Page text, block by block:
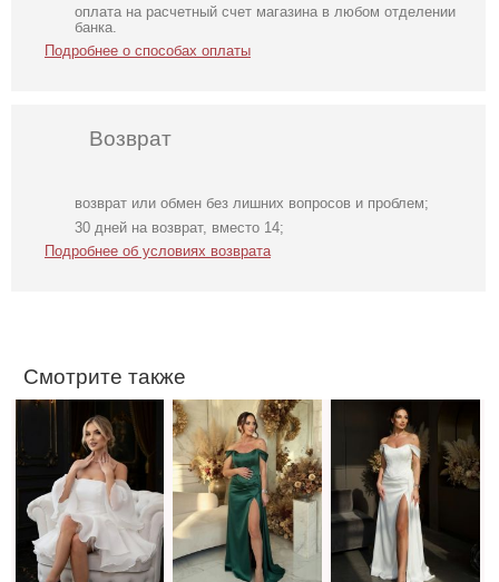
оплата на расчетный счет магазина в любом отделении
банка.
Подробнее о способах оплаты
Возврат
возврат или обмен без лишних вопросов и проблем;
30 дней на возврат, вместо 14;
Подробнее об условиях возврата
Смотрите также
Фатиновое
короткое белое
платье с
Вечернее
нарядное
корсетное платье